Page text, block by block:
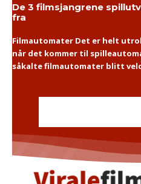
De 3 filmsjangrene
fra
Filmautomater Det er helt utrolig hva utviklere klarer å lage
når det kommer til
såkalte filmautomater blitt